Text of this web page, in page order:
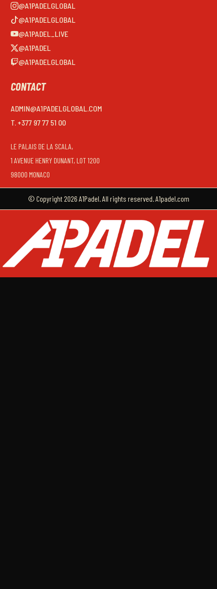
@A1PADELGLOBAL
@A1PADELGLOBAL
@A1PADEL_LIVE
@A1PADEL
@A1PADELGLOBAL
CONTACT
ADMIN@A1PADELGLOBAL.COM
T. +377 97 77 51 00
LE PALAIS DE LA SCALA,
1 AVENUE HENRY DUNANT, LOT 1200
98000 MONACO
© Copyright 2026 A1Padel. All rights reserved. A1padel.com